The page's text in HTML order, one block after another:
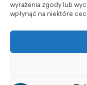
wyrażenia zgody lub
wpłynąć na niektóre
Social Media